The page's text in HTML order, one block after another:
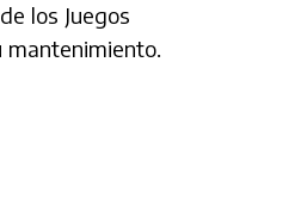
los Juegos
mantenimiento.